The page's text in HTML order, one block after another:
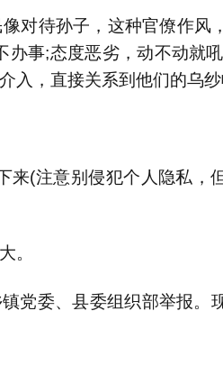
待孙子，这种官僚作风
事;态度恶劣，动不动就
入，直接关系到他们的乌纱
(注意别侵犯个人隐私，
。
委、县委组织部举报。